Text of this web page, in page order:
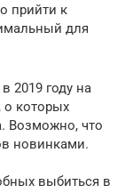
прийти к
для
2019 году на
о которых
Возможно, что
новинками.
выбиться в